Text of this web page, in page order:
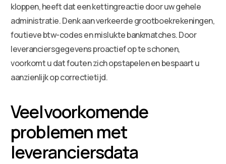
kloppen, heeft dat een kettingreactie door uw gehele
administratie. Denk aan verkeerde grootboekrekeningen,
foutieve btw-codes en mislukte bankmatches. Door
leveranciersgegevens proactief op te schonen,
voorkomt u dat fouten zich opstapelen en bespaart u
aanzienlijk op correctietijd.
Veelvoorkomende
problemen met
leveranciersdata